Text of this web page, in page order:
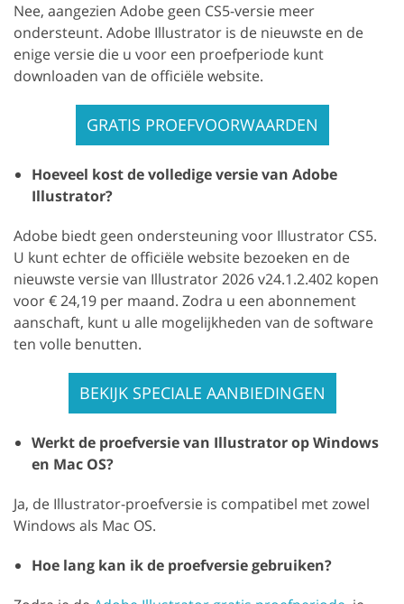
Nee, aangezien Adobe geen CS5-versie meer
ondersteunt. Adobe Illustrator is de nieuwste en de
enige versie die u voor een proefperiode kunt
downloaden van de officiële website.
GRATIS PROEFVOORWAARDEN
Hoeveel kost de volledige versie van Adobe
Illustrator?
Adobe biedt geen ondersteuning voor Illustrator CS5.
U kunt echter de officiële website bezoeken en de
nieuwste versie van Illustrator 2026 v24.1.2.402 kopen
voor € 24,19 per maand. Zodra u een abonnement
aanschaft, kunt u alle mogelijkheden van de software
ten volle benutten.
BEKIJK SPECIALE AANBIEDINGEN
Werkt de proefversie van Illustrator op Windows
en Mac OS?
Ja, de Illustrator-proefversie is compatibel met zowel
Windows als Mac OS.
Hoe lang kan ik de proefversie gebruiken?